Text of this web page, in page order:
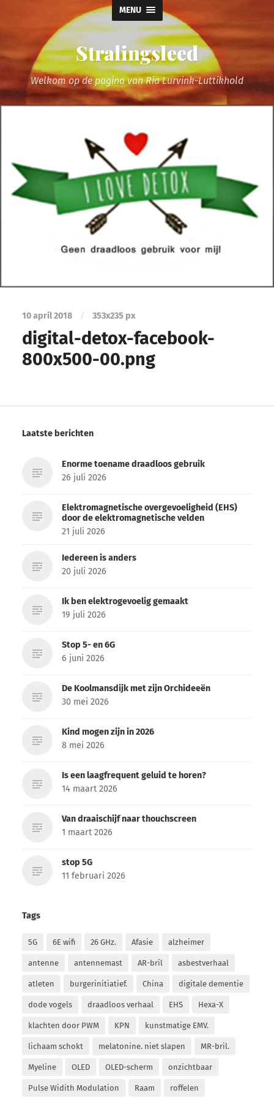
MENU
Stralingsleed
Welkom op de pagina van Ria Lurvink-Luttikhold
10 april 2018 / 353x235 px
digital-detox-facebook-
800x500-00.png
Laatste berichten
Enorme toename draadloos gebruik
26 juli 2026
Elektromagnetische overgevoeligheid (EHS)
door de elektromagnetische velden
21 juli 2026
Iedereen is anders
20 juli 2026
Ik ben elektrogevoelig gemaakt
19 juli 2026
Stop 5- en 6G
6 juni 2026
De Koolmansdijk met zijn Orchideeën
30 mei 2026
Kind mogen zijn in 2026
8 mei 2026
Is een laagfrequent geluid te horen?
14 maart 2026
Van draaischijf naar thouchscreen
1 maart 2026
stop 5G
11 februari 2026
Tags
5G 6E wifi 26 GHz. Afasie alzheimer
antenne antennemast AR-bril asbestverhaal
atleten burgerinitiatief. China digitale dementie
dode vogels draadloos verhaal EHS Hexa-X
klachten door PWM KPN kunstmatige EMV.
lichaam schokt melatonine. niet slapen MR-bril.
Myeline OLED OLED-scherm onzichtbaar
Pulse Widith Modulation Raam roffelen